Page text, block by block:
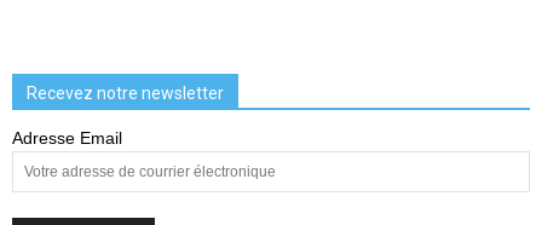
Recevez notre newsletter
Adresse Email